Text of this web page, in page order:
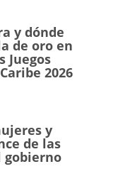
y dónde
de oro en
Juegos
2026
y
de las
gobierno